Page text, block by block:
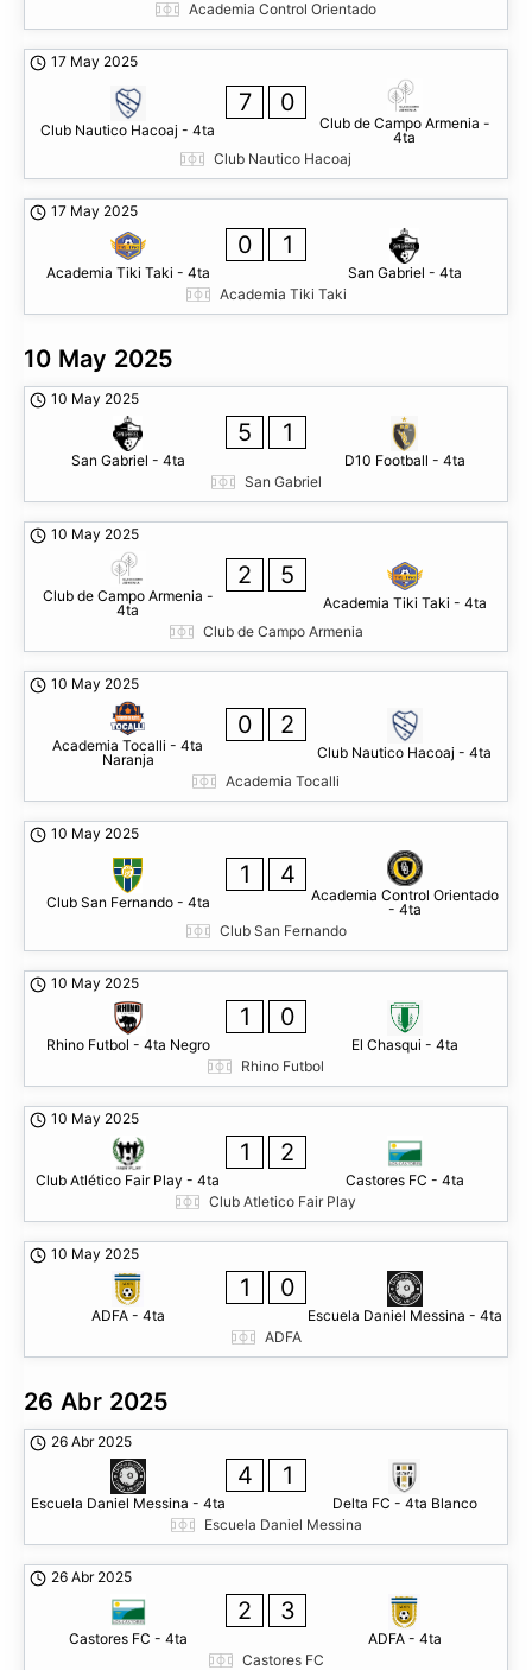
Academia Control Orientado
17 May 2025
Club Nautico Hacoaj - 4ta
7 0
Club de Campo Armenia -
4ta
Club Nautico Hacoaj
17 May 2025
Academia Tiki Taki - 4ta
0 1
San Gabriel - 4ta
Academia Tiki Taki
10 May 2025
10 May 2025
San Gabriel - 4ta
5 1
D10 Football - 4ta
San Gabriel
10 May 2025
Club de Campo Armenia -
4ta
2 5
Academia Tiki Taki - 4ta
Club de Campo Armenia
10 May 2025
Academia Tocalli - 4ta
Naranja
0 2
Club Nautico Hacoaj - 4ta
Academia Tocalli
10 May 2025
Club San Fernando - 4ta
1 4
Academia Control Orientado
- 4ta
Club San Fernando
10 May 2025
Rhino Futbol - 4ta Negro
1 0
El Chasqui - 4ta
Rhino Futbol
10 May 2025
Club Atlético Fair Play - 4ta
1 2
Castores FC - 4ta
Club Atletico Fair Play
10 May 2025
ADFA - 4ta
1 0
Escuela Daniel Messina - 4ta
ADFA
26 Abr 2025
26 Abr 2025
Escuela Daniel Messina - 4ta
4 1
Delta FC - 4ta Blanco
Escuela Daniel Messina
26 Abr 2025
Castores FC - 4ta
2 3
ADFA - 4ta
Castores FC